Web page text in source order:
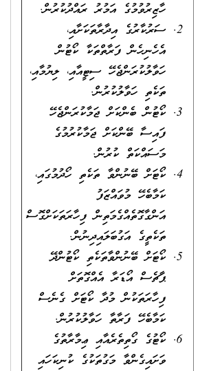
ހާޒިރުވުމުގެ އަމުރު ރައްދުކުރުން.
ސަރުކާރުގެ އިދާރާތަކަށާއި،
އެހެނިހެން ފަރާތްތަކާ ކޯޓުން
ހަވާލުކުރަންޖެހޭ ސިޓީއާއި، ލިޔުމާއި،
ތަކެތި ހަވާލުކުރުން.
ކޯޓުން ބެންކަށް ޖަމާކުރަންޖެހޭ
ފައިސާ ބޭންކަށް ޖަމާކުރުމުގެ
މަސައްކަތް ކުރުން.
ކޯޓަށް ބޭނުންވާ ތަކެތި ހޯދުމުގައި،
ކަމާބެހޭ މުވައްޒަފު
އަންގާގޮތެއްގެމަތިން ފިހާރަތަކަށްގޮސް
ތަކެތީގެ އަގުބަލައިދިނުން.
ކޯޓަށް ބޭނުންވާތަކެތި ކޯޓުންދޭ
ޕާޗެސް އޯޑަރާ އެއްގޮތަށް
ފިހާރަތަކުން މުދާ ކޯޓަށް ގެނެސް
ކަމާބެހޭ ފަރާތާ ހަވާލުކުރުން.
ކޯޓުގެ ގޯތިތެރެއާއި ޢިމާރާތުގެ
ވަށައިގެންވާ މަގުތަކުގެ ކުނިކަހައި